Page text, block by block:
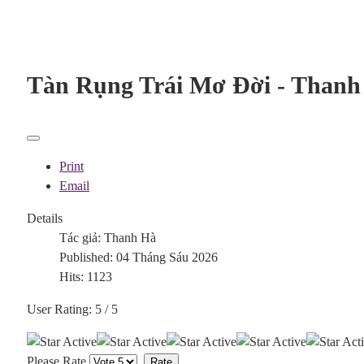
Tàn Rụng Trái Mơ Đời -
Print
Email
Details
Tác giả: Thanh Hà
Published: 04 Tháng Sáu 2026
Hits: 1123
User Rating: 5 / 5